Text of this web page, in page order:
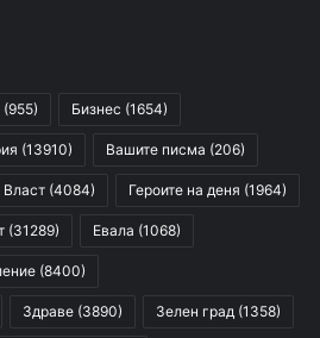
(955) Бизнес (1654)
(13910) Вашите писма (206)
Власт (4084) Героите на деня (1964)
(31289) Евала (1068)
(8400)
Здраве (3890) Зелен град (1358)